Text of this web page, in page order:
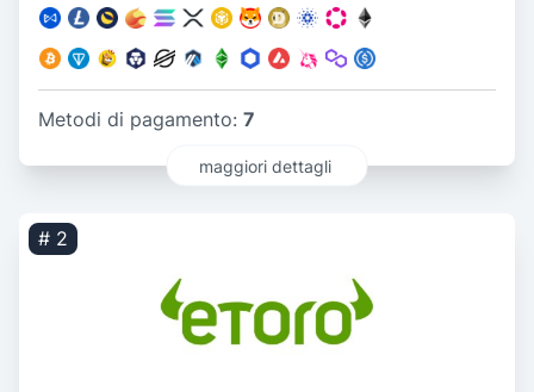
Metodi di pagamento: 7
maggiori dettagli
# 2